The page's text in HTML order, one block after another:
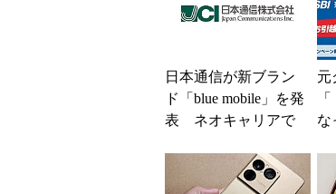
日本通信が新ブラン
ド「blue mobile」を発
表 ネオキャリアで
元
な
大